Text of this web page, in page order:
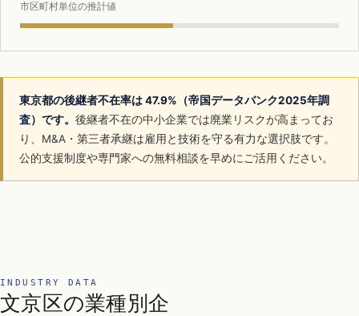
市区町村単位の推計値
東京都の後継者不在率は 47.9%（帝国データバンク2025年調
査）です。 後継者不在の中小企業では廃業リスクが高まってお
り、M&A・第三者承継は雇用と技術を守る有力な選択肢です。
公的支援制度や専門家への無料相談を早めにご活用ください。
INDUSTRY DATA
文京区の業種別企